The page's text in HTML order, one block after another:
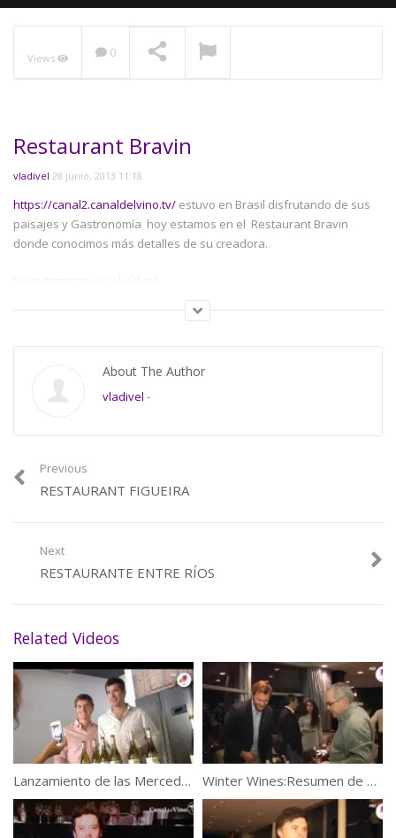
Views 0
Restaurant Bravin
vladivel 28 junio, 2013 11:18
https://canal2.canaldelvino.tv/ estuvo en Brasil disfrutando de sus
paisajes y Gastronomía hoy estamos en el Restaurant Bravin
donde conocimos más detalles de su creadora.
te invitamos a ver el vídeo!
Vino y Comida
About The Author
vladivel -
Previous
RESTAURANT FIGUEIRA
Next
RESTAURANTE ENTRE RÍOS
Related Videos
Lanzamiento de las Mercedes de Bouchon Family Wines Winter Wines:Resumen de una Noche Sensacional!